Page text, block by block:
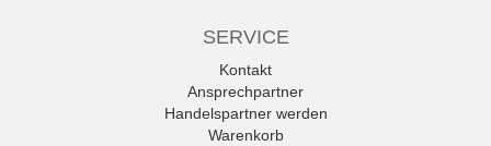
SERVICE
Kontakt
Ansprechpartner
Handelspartner werden
Warenkorb